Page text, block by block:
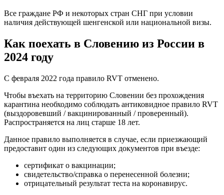
Все граждане РФ и некоторых стран СНГ при условии
наличия действующей шенгенской или национальной визы.
Как поехать в Словению из России в
2024 году
С февраля 2022 года правило RVT отменено.
Чтобы въехать на территорию Словении без прохождения
карантина необходимо соблюдать антиковидное правило RVT
(выздоровевший / вакцинированный / проверенный).
Распространяется на лиц старше 18 лет.
Данное правило выполняется в случае, если приезжающий
предоставит один из следующих документов при въезде:
сертификат о вакцинации;
свидетельство/справка о перенесенной болезни;
отрицательный результат теста на коронавирус.